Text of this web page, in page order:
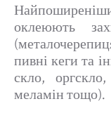
оклеюють
пивні кеги та
скло,
меламін тощо).